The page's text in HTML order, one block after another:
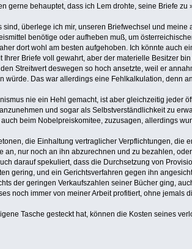
behauptet, dass ich Lem drohte, seine Briefe
überlege ich mir, unseren Briefwechsel und
benötige oder aufheben muß, um
dort wohl am besten aufgehoben. Ich könnte auch
Briefe voll gewahrt, aber der materielle Besitzer
Streitwert deswegen so hoch ansetzte, weil er
würde. Das war allerdings eine Fehlkalkulation, denn
nie ein Hehl gemacht, ist aber gleichzeitig
und sogar als Selbstverständlichkeit zu
beim Nobelpreiskomitee, zuzusagen, allerdings
die Einhaltung vertraglicher Verpflichtungen,
nur noch an ihn abzurechnen und zu bezahlen,
darauf spekuliert, dass die Durchsetzung von
gering, und ein Gerichtsverfahren gegen ihn
der geringen Verkaufszahlen seiner Bücher ging,
noch immer von meiner Arbeit profitiert, ohne
Tasche gesteckt hat, können die Kosten seines